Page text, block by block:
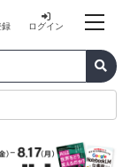
録 ログイン